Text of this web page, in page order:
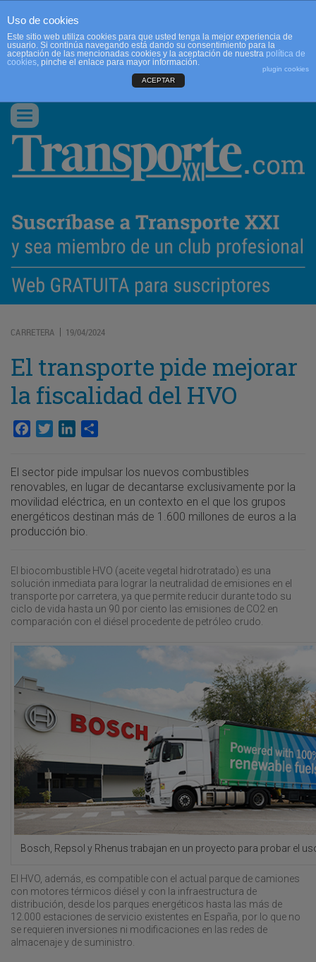
CONTACTO
Conmutar
navegación
CARRETERA | 19/04/2024
El transporte pide mejorar
la fiscalidad del HVO
Facebook
TwitterLinkedIn
El sector pide impulsar los nuevos combustibles
renovables, en lugar de decantarse exclusivamente por la
movilidad eléctrica, en un contexto en el que los grupos
energéticos destinan más de 1.600 millones de euros a la
producción bio.
El biocombustible HVO (aceite vegetal hidrotratado) es una
solución inmediata para lograr la neutralidad de emisiones en el
transporte por carretera, ya que permite reducir durante todo su
ciclo de vida hasta un 90 por ciento las emisiones de CO2 en
comparación con el diésel procedente de petróleo crudo.
Bosch, Repsol y Rhenus trabajan en un proyecto para probar el
El HVO, además, es compatible con el actual parque de camiones
con motores térmicos diésel y con la infraestructura de
distribución, desde los parques energéticos hasta las más de
12.000 estaciones de servicio existentes en España, por lo que no
se requieren inversiones ni modificaciones en las redes de
almacenaje y de suministro.
Uso de cookies
Este sitio web utiliza cookies para que usted tenga la mejor experiencia de
usuario. Si continúa navegando está dando su consentimiento para la
aceptación de las mencionadas cookies y la aceptación de nuestra política de
cookies, pinche el enlace para mayor información.
plugin cookies
ACEPTAR